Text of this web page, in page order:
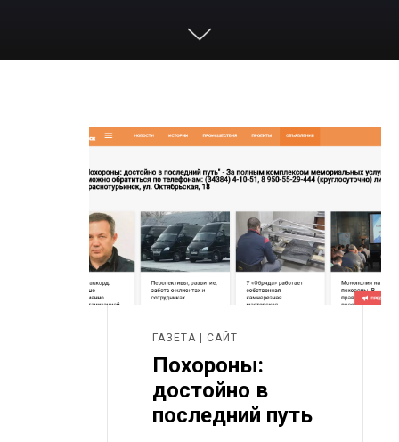
ГАЗЕТА | САЙТ
Похороны:
достойно в
последний путь